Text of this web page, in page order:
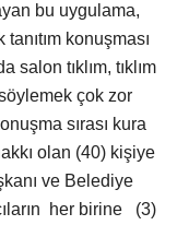
bu uygulama,
konuşması
salon tıklım, tıklım
çok zor
sırası kura
olan (40) kişiye
ve Belediye
her birine (3)